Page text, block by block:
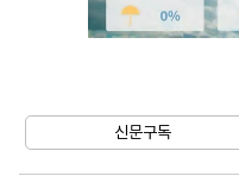
신문구독